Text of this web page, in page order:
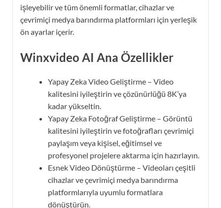
işleyebilir ve tüm önemli formatlar, cihazlar ve
çevrimiçi medya barındırma platformları için yerleşik
ön ayarlar içerir.
Winxvideo AI Ana Özellikler
Yapay Zeka Video Geliştirme – Video
kalitesini iyileştirin ve çözünürlüğü 8K’ya
kadar yükseltin.
Yapay Zeka Fotoğraf Geliştirme – Görüntü
kalitesini iyileştirin ve fotoğrafları çevrimiçi
paylaşım veya kişisel, eğitimsel ve
profesyonel projelere aktarma için hazırlayın.
Esnek Video Dönüştürme – Videoları çeşitli
cihazlar ve çevrimiçi medya barındırma
platformlarıyla uyumlu formatlara
dönüştürün.